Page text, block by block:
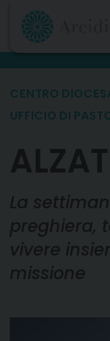
Skip
content
CENTRO
UFFICIO DI
La
preghiera,
vivere
missione